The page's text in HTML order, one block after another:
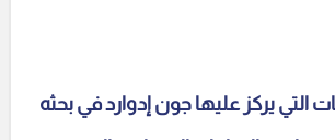
التي يركز عليها جون إدوارد في بحثه